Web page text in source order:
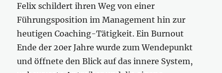
Felix schildert ihren Weg von einer
Führungsposition im Management hin zur
heutigen Coaching-Tätigkeit. Ein Burnout
Ende der 20er Jahre wurde zum Wendepunkt
und öffnete den Blick auf das innere System,